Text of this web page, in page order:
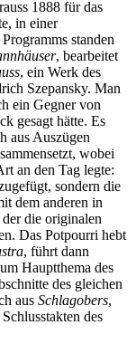
1888 für das
in einer
standen
, bearbeitet
, ein Werk des
Szepansky. Man
ein Gegner von
gesagt hätte. Es
aus Auszügen
wobei
an den Tag legte:
sondern die
dem anderen in
die originalen
Das Potpourri hebt
, führt dann
Hauptthema des
des gleichen
aus Schlagobers,
des